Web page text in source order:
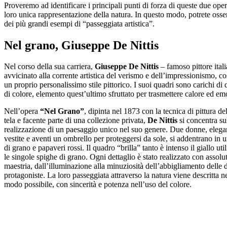
Proveremo ad identificare i principali punti di forza di queste due
loro unica rappresentazione della natura. In questo modo, potrete
dei più grandi esempi di “passeggiata artistica”.
Nel grano, Giuseppe De Nittis
Nel corso della sua carriera, Giuseppe De Nittis – famoso pittore
avvicinato alla corrente artistica del verismo e dell’impressionismo,
un proprio personalissimo stile pittorico. I suoi quadri sono carichi di
di colore, elemento quest’ultimo sfruttato per trasmettere calore ed
Nell’opera “Nel Grano”, dipinta nel 1873 con la tecnica di pittura
tela e facente parte di una collezione privata, De Nittis si concentra
realizzazione di un paesaggio unico nel suo genere. Due donne,
vestite e aventi un ombrello per proteggersi da sole, si addentrano in
di grano e papaveri rossi. Il quadro “brilla” tanto è intenso il giallo
le singole spighe di grano. Ogni dettaglio è stato realizzato con
maestria, dall’illuminazione alla minuziosità dell’abbigliamento delle
protagoniste. La loro passeggiata attraverso la natura viene descritta
modo possibile, con sincerità e potenza nell’uso del colore.